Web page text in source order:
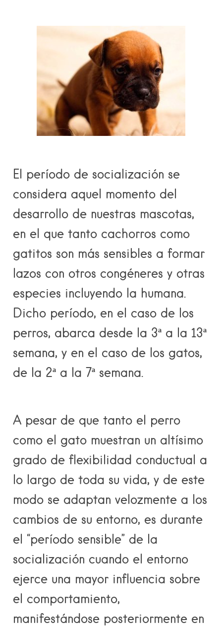
El período de socialización se
considera aquel momento del
desarrollo de nuestras mascotas,
en el que tanto cachorros como
gatitos son más sensibles a formar
lazos con otros congéneres y otras
especies incluyendo la humana.
Dicho período, en el caso de los
perros, abarca desde la 3ª a la 13ª
semana, y en el caso de los gatos,
de la 2ª a la 7ª semana.
A pesar de que tanto el perro
como el gato muestran un altísimo
grado de flexibilidad conductual a
lo largo de toda su vida, y de este
modo se adaptan velozmente a los
cambios de su entorno, es durante
el “período sensible” de la
socialización cuando el entorno
ejerce una mayor influencia sobre
el comportamiento,
manifestándose posteriormente en